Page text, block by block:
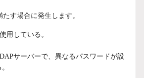
す場合に発生します。
用している。
サーバーで、異なるパスワードが設